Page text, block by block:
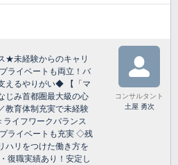
★未経験からのキャリ
ライベートも両立！バ
えるやりがい◆ 【「マ
じみ首都圏最大級の心
教育体制充実で未経験
イフワークバランス
ライベートも充実 ◇残
ハリをつけた働き方を
復職実績あり！安定し
コンサルタント
土屋 勇次